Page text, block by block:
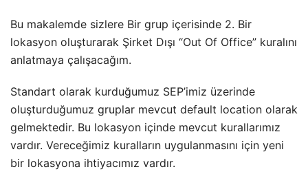
Bu makalemde sizlere Bir grup içerisinde 2. Bir
lokasyon oluşturarak Şirket Dışı “Out Of Office” kuralını
anlatmaya çalışacağım.
Standart olarak kurduğumuz SEP’imiz üzerinde
oluşturduğumuz gruplar mevcut default location olarak
gelmektedir. Bu lokasyon içinde mevcut kurallarımız
vardır. Vereceğimiz kuralların uygulanmasını için yeni
bir lokasyona ihtiyacımız vardır.